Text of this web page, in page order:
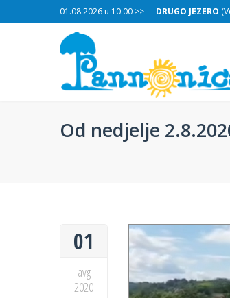
01.08.2026 u 10:00 >>
30 g/L) DRUGO JEZERO
Od nedjelje
01
avg
2020
TREĆE